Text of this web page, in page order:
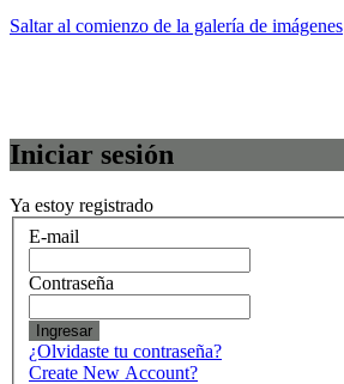
Saltar al comienzo de la galería de imágenes
Iniciar sesión
Ya estoy registrado
E-mail
Contraseña
Ingresar
¿Olvidaste tu contraseña?
Create New Account?